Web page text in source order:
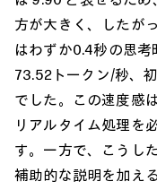
方が大きく、したが
はわずか0.4秒の思
73.52トークン/秒、
でした。この速度感
リアルタイム処理を
す。一方で、こうし
補助的な説明を加え